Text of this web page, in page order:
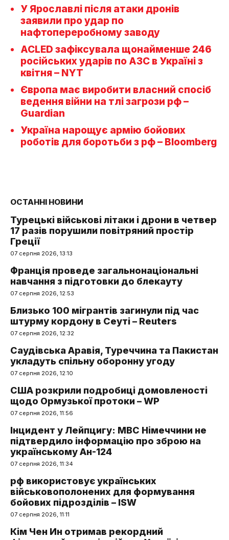
У Ярославлі після атаки дронів
заявили про удар по
нафтопереробному заводу
ACLED зафіксувала щонайменше 246
російських ударів по АЗС в Україні з
квітня – NYT
Європа має виробити власний спосіб
ведення війни на тлі загрози рф –
Guardian
Україна нарощує армію бойових
роботів для боротьби з рф – Bloomberg
ОСТАННІ НОВИНИ
Турецькі військові літаки і дрони в четвер
17 разів порушили повітряний простір
Греції
07 серпня 2026, 13:13
Франція проведе загальнонаціональні
навчання з підготовки до блекауту
07 серпня 2026, 12:53
Близько 100 мігрантів загинули під час
штурму кордону в Сеуті – Reuters
07 серпня 2026, 12:32
Саудівська Аравія, Туреччина та Пакистан
укладуть спільну оборонну угоду
07 серпня 2026, 12:10
США розкрили подробиці домовленості
щодо Ормузької протоки – WP
07 серпня 2026, 11:56
Інцидент у Лейпцигу: МВС Німеччини не
підтвердило інформацію про зброю на
українському Ан-124
07 серпня 2026, 11:34
рф використовує українських
військовополонених для формування
бойових підрозділів – ISW
07 серпня 2026, 11:11
Кім Чен Ин отримав рекордний